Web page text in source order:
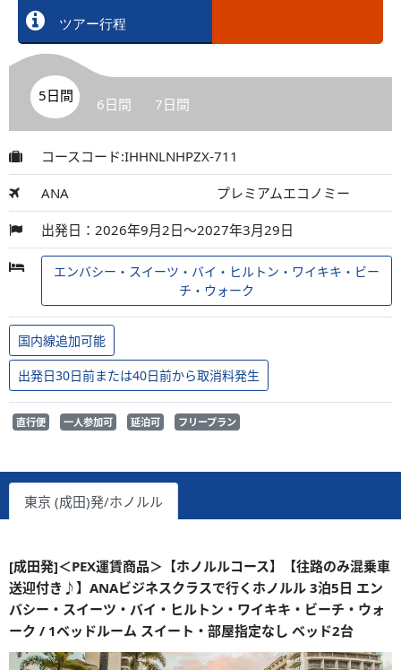
ツアー行程
5日間 6日間 7日間
コースコード:IHHNLNHPZX-711
ANA プレミアムエコノミー
出発日：2026年9月2日～2027年3月29日
エンバシー・スイーツ・バイ・ヒルトン・ワイキキ・ビー
チ・ウォーク
国内線追加可能
出発日30日前または40日前から取消料発生
直行便 一人参加可 延泊可 フリープラン
東京 (成田)発/ホノルル
[成田発]＜PEX運賃商品＞【ホノルルコース】【往路のみ混乗車
送迎付き♪】ANAビジネスクラスで行くホノルル 3泊5日 エン
バシー・スイーツ・バイ・ヒルトン・ワイキキ・ビーチ・ウォ
ーク / 1ベッドルーム スイート・部屋指定なし ベッド2台